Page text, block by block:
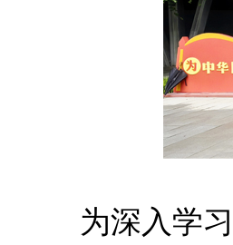
为深入学